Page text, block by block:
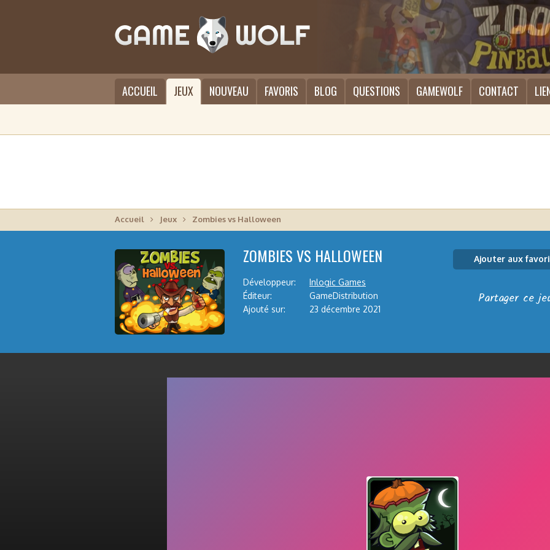
ACCUEIL JEUX NOUVEAU FAVORIS BLOG QUESTIONS GAMEWOLF CONTACT
Accueil Jeux Zombies vs Halloween
ZOMBIES VS HALLOWEEN
Développeur:
Inlogic Games
Éditeur:
GameDistribution
Ajouté sur:
23 décembre 2021
Ajouter aux
Partager ce